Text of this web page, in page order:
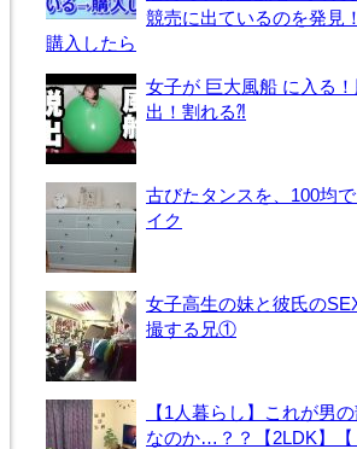
競売に出ているのを発見
購入したら
女子が 巨大風船 に入る
出！割れる⁈
古びたタンスを、100均で
イク
女子高生の妹と彼氏の
撮する兄①
【1人暮らし】これが男
なのか…？？【2LDK】【